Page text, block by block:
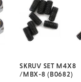
SKRUV SET M4X8
/MBX-8 (B0682)